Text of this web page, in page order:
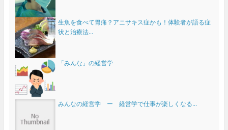
生魚を食べて胃痛？アニサキス症かも！体験者が語る症
状と治療法...
「みんな」の経営学
みんなの経営学 ー 経営学で仕事が楽しくなる...